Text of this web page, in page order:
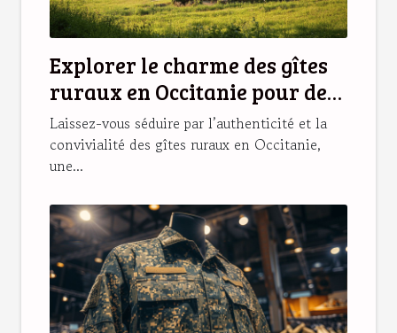
Explorer le charme des gîtes
ruraux en Occitanie pour des
vacances idéales
Laissez-vous séduire par l’authenticité et la
convivialité des gîtes ruraux en Occitanie,
une...